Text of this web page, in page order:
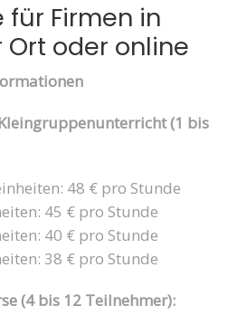
Firmen in
oder online
(1 bis
48 € pro Stunde
45 € pro Stunde
40 € pro Stunde
38 € pro Stunde
(4 bis 12 Teilnehmer):